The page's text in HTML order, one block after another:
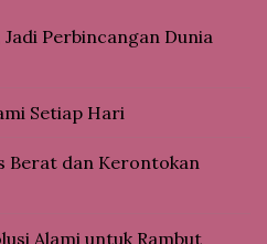
Perbincangan Dunia
Setiap Hari
Berat dan Kerontokan
Alami untuk Rambut